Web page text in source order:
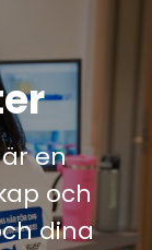
en
och
dina